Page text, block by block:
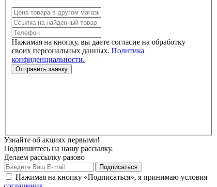
Нажимая на кнопку, вы даете согласие на обработку
своих персональных данных. Политика
конфиденциальности.
Узнайте об акциях первыми!
Подпишитесь на нашу рассылку.
Делаем рассылку разово
Нажимая на кнопку «Подписаться», я принимаю условия